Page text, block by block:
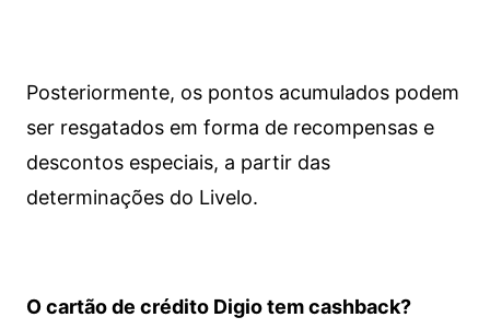
Posteriormente, os pontos acumulados podem
ser resgatados em forma de recompensas e
descontos especiais, a partir das
determinações do Livelo.
O cartão de crédito Digio tem cashback?